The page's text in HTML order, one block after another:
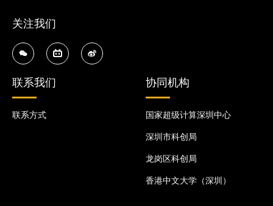
关注我们
联系我们
联系方式
协同机构
国家超级计算深圳中心
深圳市科创局
龙岗区科创局
香港中文大学（深圳）